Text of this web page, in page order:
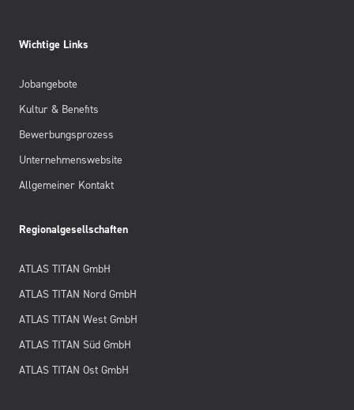
Wichtige Links
Jobangebote
Kultur & Benefits
Bewerbungsprozess
Unternehmenswebsite
Allgemeiner Kontakt
Regionalgesellschaften
ATLAS TITAN GmbH
ATLAS TITAN Nord GmbH
ATLAS TITAN West GmbH
ATLAS TITAN Süd GmbH
ATLAS TITAN Ost GmbH